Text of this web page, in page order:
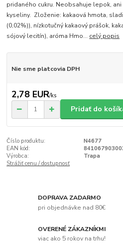
pridaného cukru. Neobsahuje lepok,
kyseliny. Zloženie: kakaová hmota,
(0,02%)), nízkotučný kakaový prášok,
sójový lecitín), aróma Hmo... celý popis
Nie sme platcovia DPH
2,78 EUR/ks
Pridať do
Číslo produktu:
N4677
EAN kód:
Výrobca:
Trapa
Strážiť cenu / dostupnosť
DOPRAVA ZADARMO
pri objednávke nad 80€
OVERENÉ ZÁKAZNÍKMI
viac ako 5 rokov na trhu!